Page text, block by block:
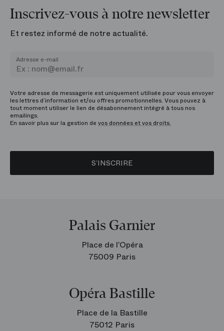
Inscrivez-vous à notre newsletter
Et restez informé de notre actualité.
Adresse e-mail
Votre adresse de messagerie est uniquement utilisée pour vous envoyer
les lettres d’information et/ou offres promotionnelles. Vous pouvez à
tout moment utiliser le lien de désabonnement intégré à tous nos
emailings.
En savoir plus sur la gestion de vos données et vos droits.
S’INSCRIRE
Palais Garnier
Place de l’Opéra
75009 Paris
Opéra Bastille
Place de la Bastille
75012 Paris